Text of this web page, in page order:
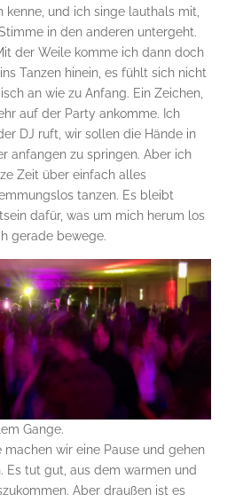
kenne, und ich singe lauthals mit,
in den anderen untergeht.
der Weile komme ich dann doch
Tanzen hinein, es fühlt sich nicht
an wie zu Anfang. Ein Zeichen,
auf der Party ankomme. Ich
DJ ruft, wir sollen die Hände in
anfangen zu springen. Aber ich
Zeit über einfach alles
tanzen. Es bleibt
dafür, was um mich herum los
gerade bewege.
Gange.
machen wir eine Pause und gehen
Es tut gut, aus dem warmen und
Aber draußen ist es